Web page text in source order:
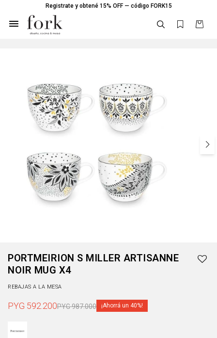
Registrate y obtené 15% OFF — código FORK15

PORTMEIRION S MILLER ARTISANNE
NOIR MUG X4
REBAJAS A LA MESA
PYG 592.200PYG987.000 40